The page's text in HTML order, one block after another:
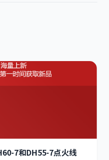
7和DH55-7点火线